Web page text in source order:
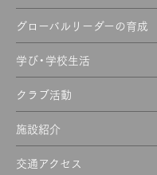
グローバルリーダーの育成
学び・学校生活
クラブ活動
施設紹介
交通アクセス